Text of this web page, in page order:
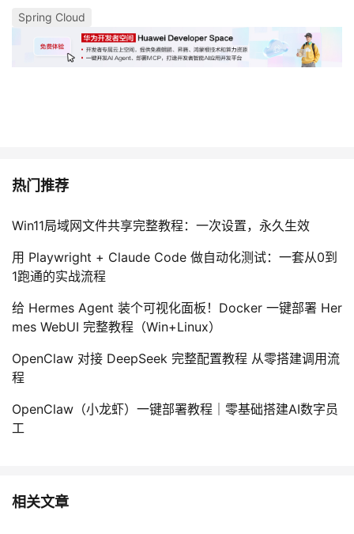
Spring Cloud
热门推荐
Win11局域网文件共享完整教程：一次设置，永久生效
用 Playwright + Claude Code 做自动化测试：一套从0到
1跑通的实战流程
给 Hermes Agent 装个可视化面板！Docker 一键部署 Her
mes WebUI 完整教程（Win+Linux）
OpenClaw 对接 DeepSeek 完整配置教程 从零搭建调用流
程
OpenClaw（小龙虾）一键部署教程｜零基础搭建AI数字员
工
相关文章